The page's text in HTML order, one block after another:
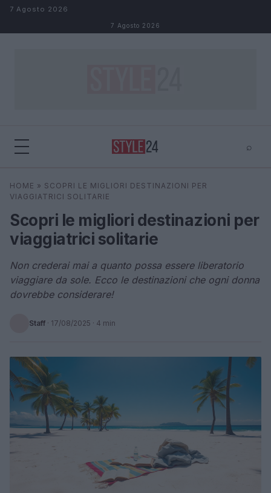
Salta al contenuto
7 Agosto 2026
7 Agosto 2026
⌕
Cerca
HOME » SCOPRI LE MIGLIORI DESTINAZIONI PER
VIAGGIATRICI SOLITARIE
Scopri le migliori destinazioni per
viaggiatrici solitarie
Non crederai mai a quanto possa essere liberatorio
viaggiare da sole. Ecco le destinazioni che ogni donna
dovrebbe considerare!
Staff · 17/08/2025 · 4 min